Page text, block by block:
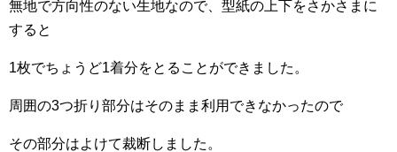
無地で方向性のない生地なので、型紙の上下をさかさまに
すると
1枚でちょうど1着分をとることができました。
周囲の3つ折り部分はそのまま利用できなかったので
その部分はよけて裁断しました。